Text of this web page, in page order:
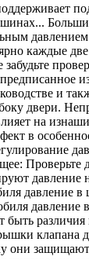
шинах...
каждые
и
двери.
на
в
Проверьте
давление
быть
клапана
они